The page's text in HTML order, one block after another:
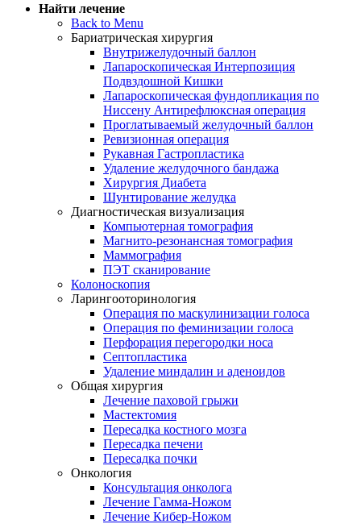
Найти лечение
Back to Menu
Бариатрическая хирургия
Внутрижелудочный баллон
Лапароскопическая Интерпозиция
Подвздошной Кишки
Лапароскопическая фундопликация по
Ниссену Антирефлюксная операция
Проглатываемый желудочный баллон
Ревизионная операция
Рукавная Гастропластика
Удаление желудочного бандажа
Хирургия Диабета
Шунтирование желудка
Диагностическая визуализация
Компьютерная томография
Магнито-резонансная томография
Маммография
ПЭТ сканирование
Колоноскопия
Ларингооторинология
Операция по маскулинизации голоса
Операция по феминизации голоса
Перфорация перегородки носа
Септопластика
Удаление миндалин и аденоидов
Общая хирургия
Лечение паховой грыжи
Мастектомия
Пересадка костного мозга
Пересадка печени
Пересадка почки
Онкология
Консультация онколога
Лечение Гамма-Ножом
Лечение Кибер-Ножом